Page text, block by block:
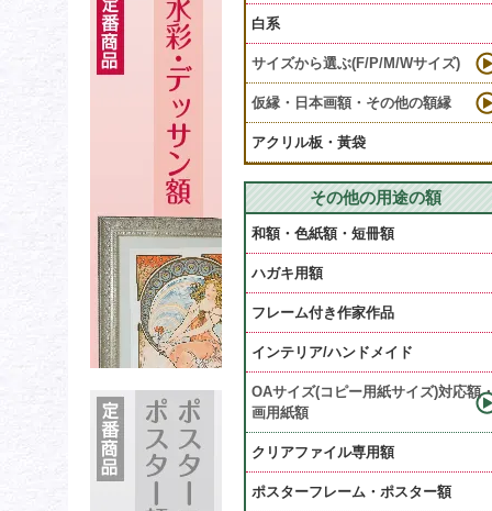
白系
サイズから選ぶ(F/P/M/Wサイズ)
仮縁・日本画額・その他の額縁
アクリル板・黃袋
その他の用途の額
和額・色紙額・短冊額
ハガキ用額
フレーム付き作家作品
インテリア/ハンドメイド
OAサイズ(コピー用紙サイズ)対応額
画用紙額
クリアファイル専用額
ポスターフレーム・ポスター額